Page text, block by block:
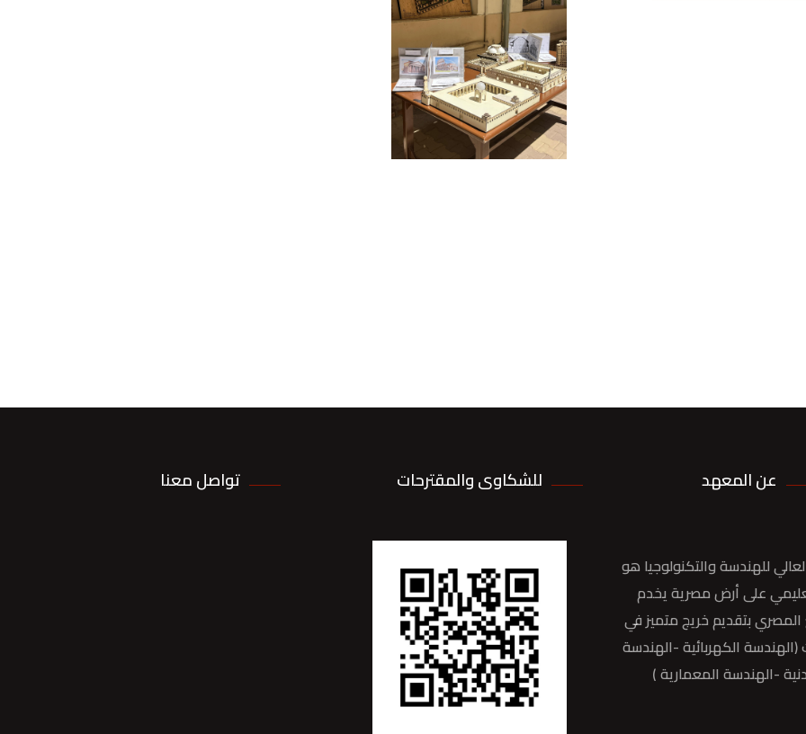
عن المعهد
للهندسة والتكنولوجيا هو
على أرض مصرية يخدم
بتقديم خريج متميز في
الكهربائية -الهندسة
-الهندسة المعمارية )
للشكاوى والمقترحات تواصل معنا